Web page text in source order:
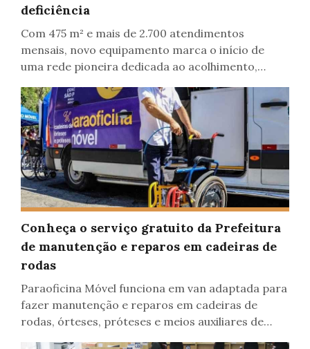
deficiência
Com 475 m² e mais de 2.700 atendimentos
mensais, novo equipamento marca o início de
uma rede pioneira dedicada ao acolhimento,
Conheça o serviço gratuito da Prefeitura
de manutenção e reparos em cadeiras de
rodas
Paraoficina Móvel funciona em van adaptada para
fazer manutenção e reparos em cadeiras de
rodas, órteses, próteses e meios auxiliares de
Economia, Inclusão, Serviços